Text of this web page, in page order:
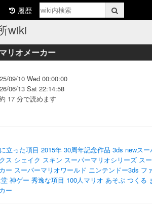
履歴
wiki
リオメーカー
09/10 Wed 00:00:00
06/13 Sat 22:14:58
17 分で読めます
立った項目 2015年 30周年記念作品 3ds newス
ス シェイク スキン スーパーマリオシリーズ ス
ー スーパーマリオワールド ニンテンドー3ds フ
神ゲー 秀逸な項目 100人マリオ あそぶ つくる
ー